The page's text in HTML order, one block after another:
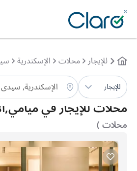
للإيجار محلات الإسكندرية
للإيجار
محلات للإيجار في
محلات )
الترتيب:تلقائي